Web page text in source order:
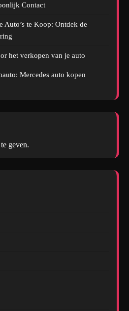
Contact
Auto’s te Koop: Ontdek de
het verkopen van je auto
Mercedes auto kopen
geven.